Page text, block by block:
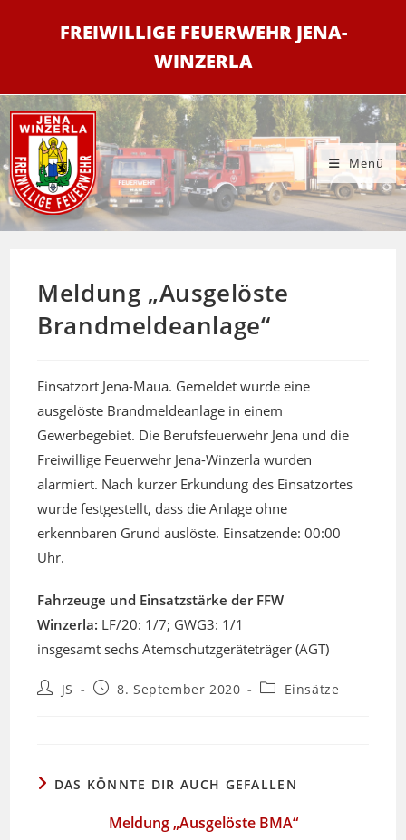
FREIWILLIGE FEUERWEHR JENA-
WINZERLA
Menü
Meldung „Ausgelöste
Brandmeldeanlage“
Einsatzort Jena-Maua. Gemeldet wurde eine
ausgelöste Brandmeldeanlage in einem
Gewerbegebiet. Die Berufsfeuerwehr Jena und die
Freiwillige Feuerwehr Jena-Winzerla wurden
alarmiert. Nach kurzer Erkundung des Einsatzortes
wurde festgestellt, dass die Anlage ohne
erkennbaren Grund auslöste. Einsatzende: 00:00
Uhr.
Fahrzeuge und Einsatzstärke der FFW
Winzerla: LF/20: 1/7; GWG3: 1/1
insgesamt sechs Atemschutzgeräteträger (AGT)
Beitrags-
JS
Beitrag8. September 2020
Beitrags-
Einsätze
DAS KÖNNTE DIR AUCH GEFALLEN
Meldung „Ausgelöste BMA“